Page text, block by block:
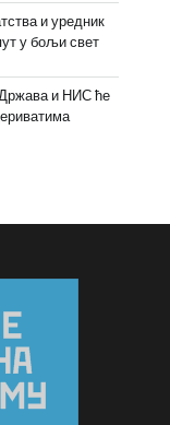
и уредник
у бољи свет
и НИС ће